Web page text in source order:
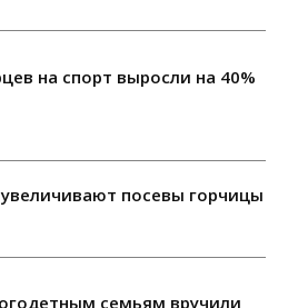
на спорт выросли на 40%
посевы горчицы
семьям вручили